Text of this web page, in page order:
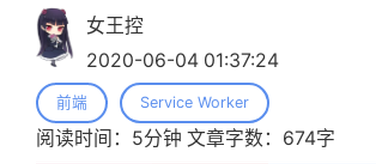
女王控
2020-06-04 01:37:24
前端 Service Worker
阅读时间： 5分钟 文章字数： 674字